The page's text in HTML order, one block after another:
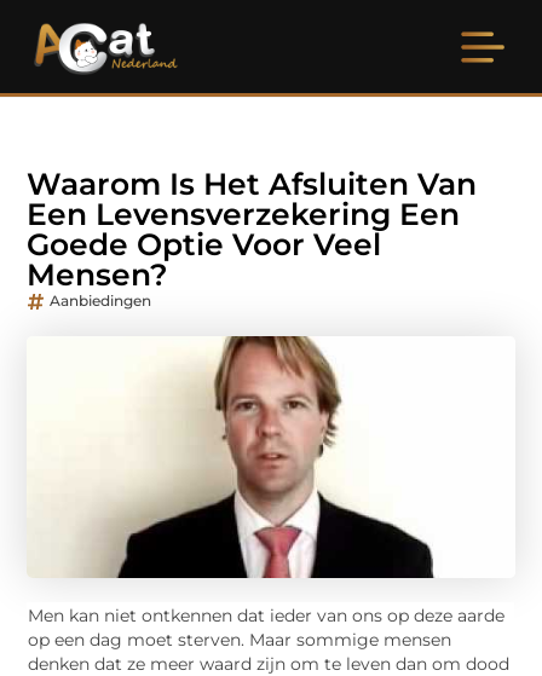
Waarom Is Het Afsluiten Van
Een Levensverzekering Een
Goede Optie Voor Veel
Mensen?
Aanbiedingen
Men kan niet ontkennen dat ieder van ons op deze aarde
op een dag moet sterven. Maar sommige mensen
denken dat ze meer waard zijn om te leven dan om dood